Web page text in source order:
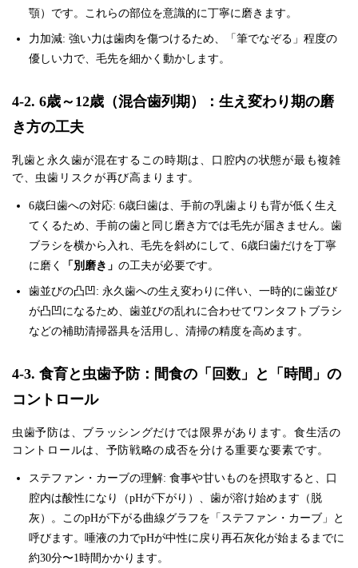
顎）です。これらの部位を意識的に丁寧に磨きます。
力加減: 強い力は歯肉を傷つけるため、「筆でなぞる」程度の
優しい力で、毛先を細かく動かします。
4-2. 6歳～12歳（混合歯列期）：生え変わり期の磨
き方の工夫
乳歯と永久歯が混在するこの時期は、口腔内の状態が最も複雑
で、虫歯リスクが再び高まります。
6歳臼歯への対応: 6歳臼歯は、手前の乳歯よりも背が低く生え
てくるため、手前の歯と同じ磨き方では毛先が届きません。歯
ブラシを横から入れ、毛先を斜めにして、6歳臼歯だけを丁寧
に磨く
「別磨き」 の工夫が必要です。
歯並びの凸凹: 永久歯への生え変わりに伴い、一時的に歯並び
が凸凹になるため、歯並びの乱れに合わせてワンタフトブラシ
などの補助清掃器具を活用し、清掃の精度を高めます。
4-3. 食育と虫歯予防：間食の「回数」と「時間」の
コントロール
虫歯予防は、ブラッシングだけでは限界があります。食生活の
コントロールは、予防戦略の成否を分ける重要な要素です。
ステファン・カーブの理解: 食事や甘いものを摂取すると、口
腔内は酸性になり（pHが下がり）、歯が溶け始めます（脱
灰）。このpHが下がる曲線グラフを「ステファン・カーブ」と
呼びます。唾液の力でpHが中性に戻り再石灰化が始まるまでに
約30分〜1時間かかります。